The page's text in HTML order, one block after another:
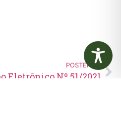
POSTERIOR
Eletrônico Nº 51/2021